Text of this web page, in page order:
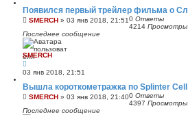
Появился первый трейлер фильма о
SMERCH » 03 янв 2018, 21:510 Ответы
4214 Просмотры
Последнее сообщение
SMERCH
03 янв 2018, 21:51
Вышла короткометражка по Splinter Cell
SMERCH » 03 янв 2018, 21:400 Ответы
4397 Просмотры
Последнее сообщение